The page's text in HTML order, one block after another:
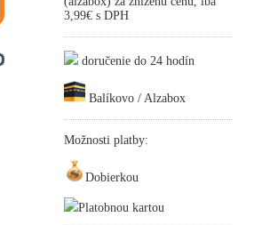
3,99€ s DPH
doručenie do 24 hodín
Balíkovo / Alzabox
Možnosti platby:
Dobierkou
Platobnou kartou